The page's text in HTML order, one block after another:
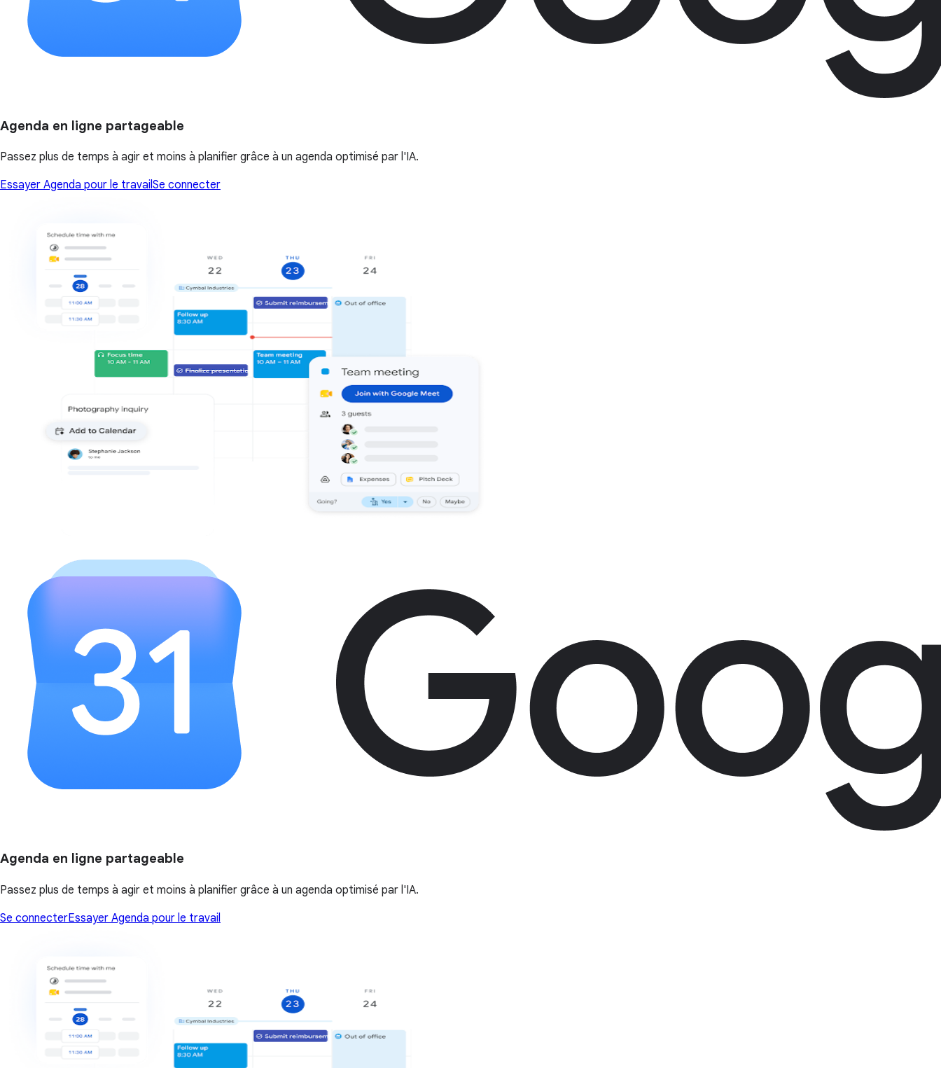
Agenda en ligne partageable
Passez plus de temps à agir et moins à planifier grâce à un agenda optimisé par l'IA.
Essayer Agenda pour le travailSe connecter
Agenda en ligne partageable
Passez plus de temps à agir et moins à planifier grâce à un agenda optimisé par l'IA.
Se connecterEssayer Agenda pour le travail